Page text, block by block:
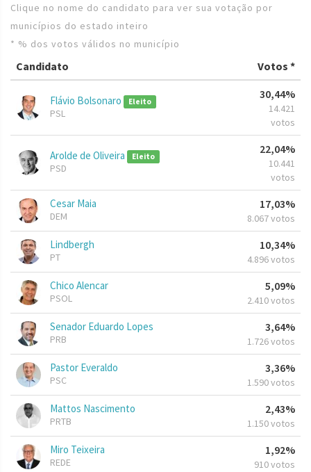
Clique no nome do candidato para ver sua votação por
municípios do estado inteiro
* % dos votos válidos no município
Candidato Votos *
Flávio Bolsonaro Eleito
PSL
30,44%
14.421
votos
Arolde de Oliveira Eleito
PSD
22,04%
10.441
votos
Cesar Maia
DEM
17,03%
8.067 votos
Lindbergh
PT
10,34%
4.896 votos
Chico Alencar
PSOL
5,09%
2.410 votos
Senador Eduardo Lopes
PRB
3,64%
1.726 votos
Pastor Everaldo
PSC
3,36%
1.590 votos
Mattos Nascimento
PRTB
2,43%
1.150 votos
Miro Teixeira
REDE
1,92%
910 votos